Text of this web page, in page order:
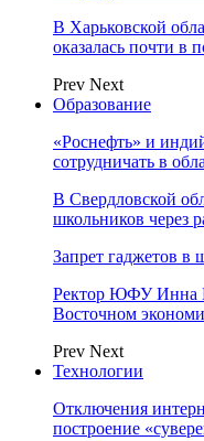
В Харьковской
оказалась почти в
Prev Next
Образование
«Роснефть» и
сотрудничать в
В Свердловской
школьников через
Запрет гаджетов в
Ректор ЮФУ Инна
Восточном
Prev Next
Технологии
Отключения
построение